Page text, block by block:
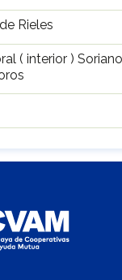
Rieles
( interior )